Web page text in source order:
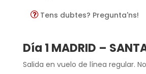
Tens dubtes? Pregunta'ns!
Día 1 MADRID –
Salida en vuelo de línea regular.